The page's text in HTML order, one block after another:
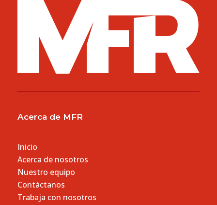
Acerca de MFR
Inicio
Acerca de nosotros
Nuestro equipo
Contáctanos
Trabaja con nosotros